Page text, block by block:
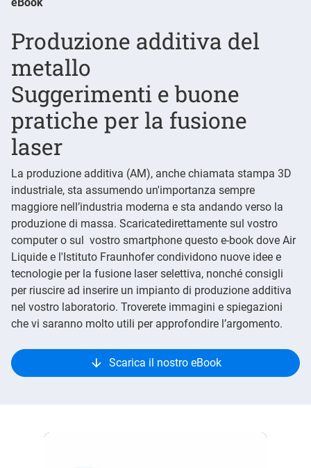
Produzione additiva del
metallo
Suggerimenti e buone
pratiche per la fusione
laser
La produzione additiva (AM), anche chiamata stampa 3D
industriale, sta assumendo un'importanza sempre
maggiore nell’industria moderna e sta andando verso la
produzione di massa. Scaricatedirettamente sul vostro
computer o sul vostro smartphone questo e-book dove Air
Liquide e l'Istituto Fraunhofer condividono nuove idee e
tecnologie per la fusione laser selettiva, nonché consigli
per riuscire ad inserire un impianto di produzione additiva
nel vostro laboratorio. Troverete immagini e spiegazioni
che vi saranno molto utili per approfondire l’argomento.
Scarica il nostro eBook